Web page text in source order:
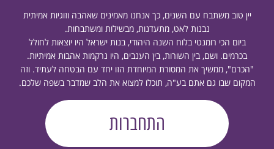
יין טוב משתבח עם השנים, כך אנחנו מאמינים שאהבה וזוגיות אמיתית
נבנות לאט, מתעדנות, מבשילות ומשתבחות.
ביום הכי רומנטי בלוח השנה היהודי, בנות ישראל היו יוצאות לחולל
בכרמים. ושם, בין השורות, בין הענבים, היו נרקמות אהבות אמיתיות.
"הכרם", ממשיך את המסורת המיוחדת הזו יחד עם הבטחה לעתיד. וזה
המקום שבו גם אתם בע"ה, תוכלו למצוא את הלב שמדבר בשפה שלכם.
התחברות